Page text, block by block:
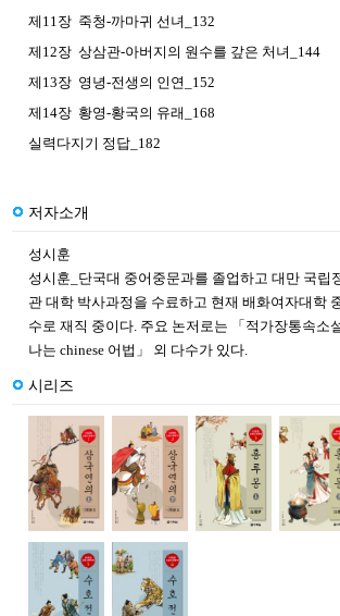
제11장 죽청-까마귀 선녀_132
제12장 상삼관-아버지의 원수를 갚은 처녀_144
제13장 영녕-전생의 인연_152
제14장 황영-황국의 유래_168
실력다지기 정답_182
저자소개
성시훈
성시훈_단국대 중어중문과를 졸업하고 대만 국립
관 대학 박사과정을 수료하고 현재 배화여자대학
수로 재직 중이다. 주요 논저로는 「적가장통속소
나는 chinese 어법」 외 다수가 있다.
시리즈